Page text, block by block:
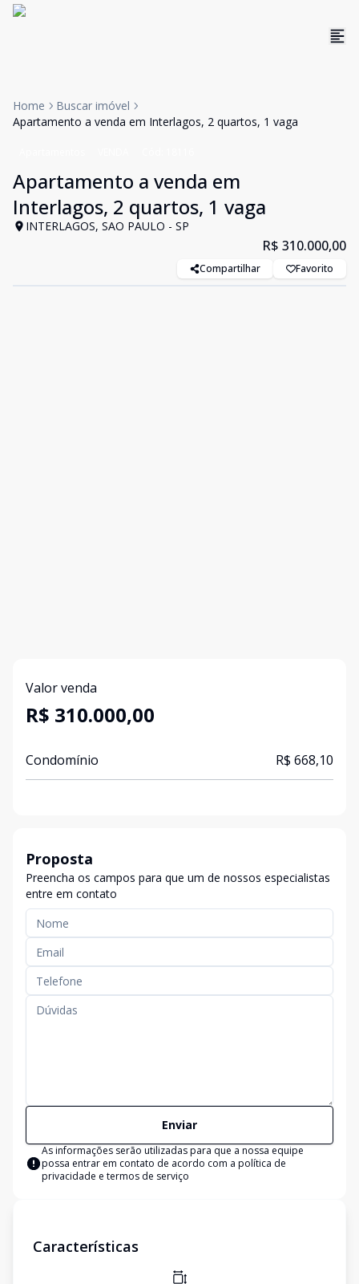
Home
Buscar imóvel
Apartamento a venda em Interlagos, 2 quartos, 1 vaga
Apartamento a venda em
Interlagos, 2 quartos, 1 vaga
INTERLAGOS, SAO PAULO - SP
R$ 310.000,00
Compartilhar Favorito
Valor venda
R$ 310.000,00
Condomínio R$ 668,10
Proposta
Preencha os campos para que um de nossos especialistas
entre em contato
Enviar
As informações serão utilizadas para que a nossa equipe
possa entrar em contato de acordo com a política de
privacidade e termos de serviço
Características